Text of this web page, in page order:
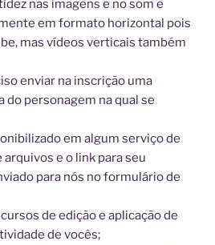
nas imagens e no som e
em formato horizontal pois
mas vídeos verticais também
enviar na inscrição uma
do personagem na qual se
em algum serviço de
e o link para seu
para nós no formulário de
de edição e aplicação de
de vocês;